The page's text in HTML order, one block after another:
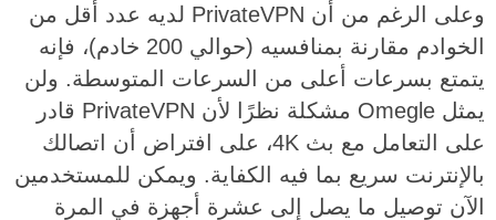
وعلى الرغم من أن PrivateVPN لديه عدد أقل من
الخوادم مقارنة بمنافسيه (حوالي 200 خادم)، فإنه
يتمتع بسرعات أعلى من السرعات المتوسطة. ولن
يمثل Omegle مشكلة نظرًا لأن PrivateVPN قادر
على التعامل مع بث 4K، على افتراض أن اتصالك
بالإنترنت سريع بما فيه الكفاية. ويمكن للمستخدمين
الآن توصيل ما يصل إلى عشرة أجهزة في المرة